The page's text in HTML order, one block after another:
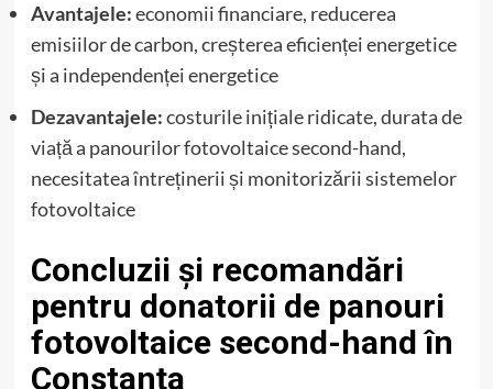
Avantajele:economii financiare, reducerea
emisiilor de carbon, creșterea eficienței energetice
și a independenței energetice
Dezavantajele:costurile inițiale ridicate, durata de
viață a panourilor fotovoltaice second-hand,
necesitatea întreținerii și monitorizării sistemelor
fotovoltaice
Concluzii și recomandări
pentru donatorii de panouri
fotovoltaice second-hand în
Constanța